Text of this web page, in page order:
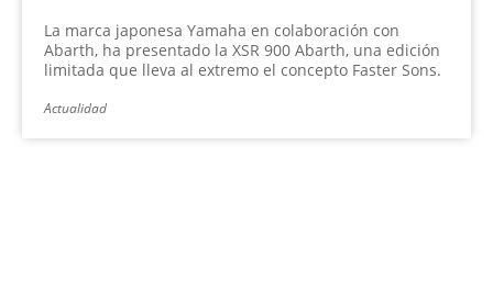
La marca japonesa Yamaha en colaboración con
Abarth, ha presentado la XSR 900 Abarth, una edición
limitada que lleva al extremo el concepto Faster Sons.
Actualidad